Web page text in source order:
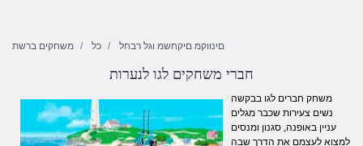
משחקים ברשת כל םינווקמ םיקחשמ וגל רבחל
חברי משחקים לגו לנערות
משחק חברים לגו בבקשה
נשים צעירות שכבר מגלים
עניין באופנה, סגנון ומנסים
למצוא לעצמם את הדרך שבה